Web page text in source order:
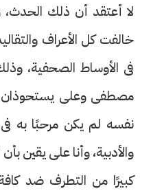
لا أعتقد أن ذلك الحدث،
خالفت كل الأعراف
فى الأوساط الصحفية،
مصطفى وعلى يستحوذان
نفسه لم يكن مرحبًا به فى
والأدبية، وأنا على يقين
كبيرًا من التطرف ضد كافة